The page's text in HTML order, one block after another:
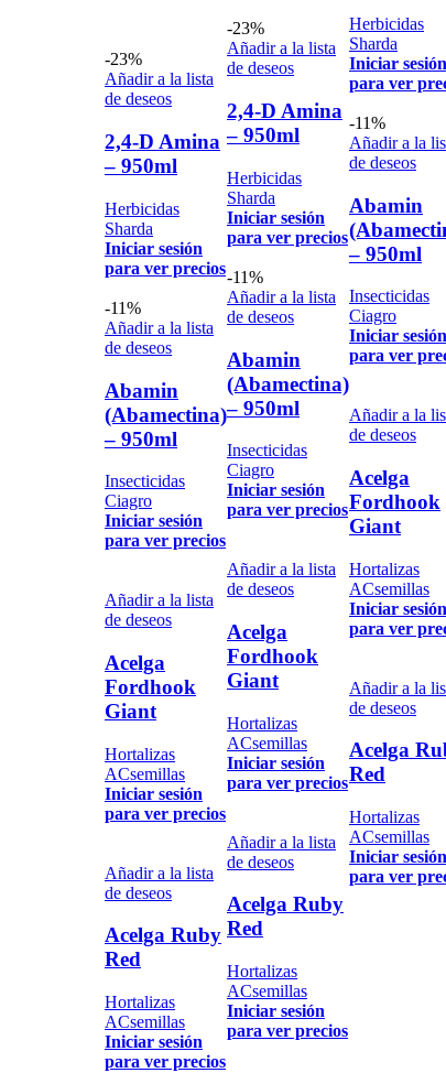
-23%
Añadir a la lista
de deseos
2,4-D Amina
– 950ml
Herbicidas
Sharda
Iniciar sesión
para ver precios
-11%
Añadir a la lista
de deseos
Abamin
(Abamectina)
– 950ml
Insecticidas
Ciagro
Iniciar sesión
para ver precios
Añadir a la lista
de deseos
Acelga
Fordhook
Giant
Hortalizas
ACsemillas
Iniciar sesión
para ver precios
Añadir a la lista
de deseos
Acelga Ruby
Red
Hortalizas
ACsemillas
Iniciar sesión
para ver precios
-23%
Añadir a la lista
de deseos
2,4-D Amina
– 950ml
Herbicidas
Sharda
Iniciar sesión
para ver precios
-11%
Añadir a la lista
de deseos
Abamin
(Abamectina)
– 950ml
Insecticidas
Ciagro
Iniciar sesión
para ver precios
Añadir a la lista
de deseos
Acelga
Fordhook
Giant
Hortalizas
ACsemillas
Iniciar sesión
para ver precios
Añadir a la lista
de deseos
Acelga Ruby
Red
Hortalizas
ACsemillas
Iniciar sesión
para ver precios
Herbicidas
Sharda
Iniciar sesión
para ver
-11%
Añadir a la
de deseos
Abamin
– 950ml
Insecticidas
Ciagro
Iniciar sesión
para ver
Añadir a la
de deseos
Acelga
Fordhook
Giant
Hortalizas
ACsemillas
Iniciar sesión
para ver
Añadir a la
de deseos
Acelga
Red
Hortalizas
ACsemillas
Iniciar sesión
para ver